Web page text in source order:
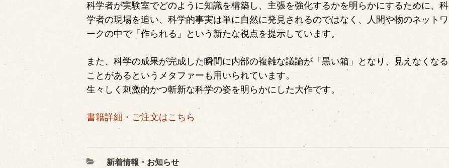
科学者が実験室でどのように知識を構築し、主張を強化するかを明らかにするために、科
学者の現場を追い、科学的事実は単に自然に発見されるのではなく、人間や物のネットワ
ークの中で「作られる」という新たな視点を提示しています。
また、科学の成果が完成した瞬間に内部の複雑な議論が「黒い箱」となり、見えなくなる
ことがあるというメタファーも用いられています。
生々しく刺激的かつ斬新な科学の姿を明らかにした大作です。
書籍詳細・ご注文はこちら
カ
新着情報・お知らせ